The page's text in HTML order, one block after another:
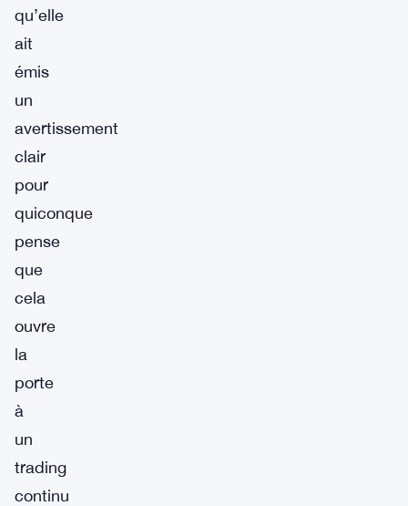
qu’elle
ait
émis
un
avertissement
clair
pour
quiconque
pense
que
cela
ouvre
la
porte
à
un
trading
continu